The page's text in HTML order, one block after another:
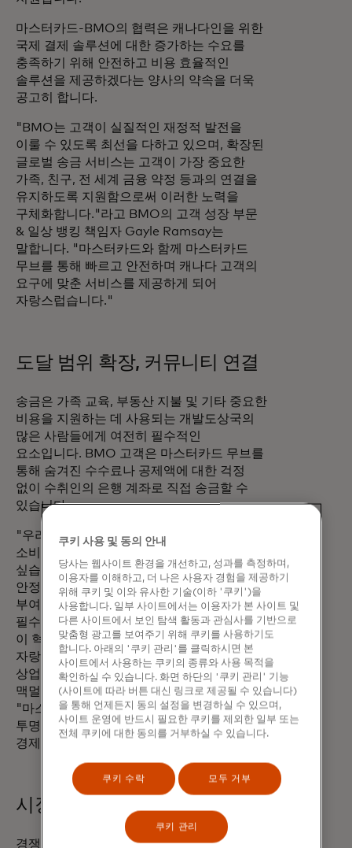
마스터카드-BMO의 협력은 캐나다인을 위한
국제 결제 솔루션에 대한 증가하는 수요를
충족하기 위해 안전하고 비용 효율적인
솔루션을 제공하겠다는 양사의 약속을 더욱
공고히 합니다.
"BMO는 고객이 실질적인 재정적 발전을
이룰 수 있도록 최선을 다하고 있으며, 확장된
글로벌 송금 서비스는 고객이 가장 중요한
가족, 친구, 전 세계 금융 약정 등과의 연결을
유지하도록 지원함으로써 이러한 노력을
구체화합니다."라고 BMO의 고객 성장 부문
& 일상 뱅킹 책임자 Gayle Ramsay는
말합니다. "마스터카드와 함께 마스터카드
무브를 통해 빠르고 안전하며 캐나다 고객의
요구에 맞춘 서비스를 제공하게 되어
자랑스럽습니다."
도달 범위 확장, 커뮤니티 연결
송금은 가족 교육, 부동산 지불 및 기타 중요한
비용을 지원하는 데 사용되는 개발도상국의
많은 사람들에게 여전히 필수적인
요소입니다. BMO 고객은 마스터카드 무브를
통해 숨겨진 수수료나 공제액에 대한 걱정
없이 수취인의 은행 계좌로 직접 송금할 수
있습니다.
"우리는 디지털 경제를 통해 캐나다와 전 세계
소비자들의 자금 이동이 가능하도록 하고
싶습니다. 안전한 국제 자금 이동을 위한
안정적인 액세스는 사람들에게 권한을
부여하고 글로벌 연결을 지원하는 데
필수적이며, 마스터카드는 BMO와 협력하여
이 혁신적인 솔루션을 제공하게 되어
자랑스럽습니다."라고 캐나다 마스터카드의
상업 및 신규 결제 흐름 담당 수석 부사장 대럴
맥멀린(Darrell MacMullin)은 말합니다.
"마스터카드 무브는 모든 거래에서 속도,
투명성, 신뢰를 제공하면서 사람들이
경제적으로 송금할 수 있게 해줍니다."
시장을 선도하는 협업
경쟁이 치열한 송금 환경에서 마스터카드의
쿠키 사용 및 동의 안내
당사는 웹사이트 환경을 개선하고, 성과를 측정하며,
이용자를 이해하고, 더 나은 사용자 경험을 제공하기
위해 쿠키 및 이와 유사한 기술(이하 '쿠키')을
사용합니다. 일부 사이트에서는 이용자가 본 사이트 및
다른 사이트에서 보인 탐색 활동과 관심사를 기반으로
맞춤형 광고를 보여주기 위해 쿠키를 사용하기도
합니다. 아래의 '쿠키 관리'를 클릭하시면 본
사이트에서 사용하는 쿠키의 종류와 사용 목적을
확인하실 수 있습니다. 화면 하단의 '쿠키 관리' 기능
(사이트에 따라 버튼 대신 링크로 제공될 수 있습니다)
을 통해 언제든지 동의 설정을 변경하실 수 있으며,
사이트 운영에 반드시 필요한 쿠키를 제외한 일부 또는
전체 쿠키에 대한 동의를 거부하실 수 있습니다.
쿠키 수락 모두 거부
쿠키 관리